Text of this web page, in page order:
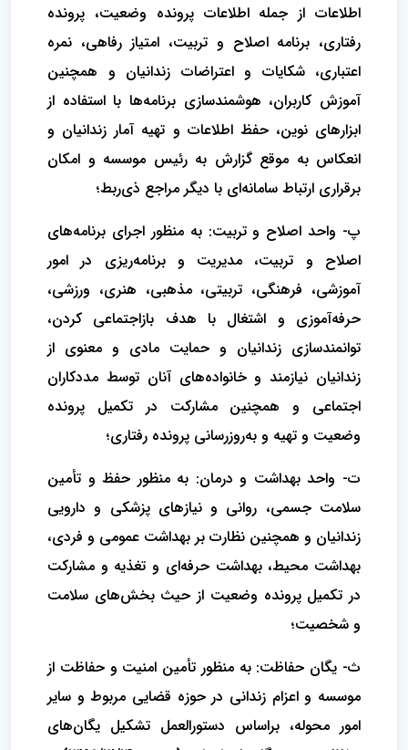
اطلاعات از جمله اطلاعات پرونده وضعیت، پرونده
رفتاری، برنامه اصلاح و تربیت، امتیاز رفاهی، نمره
اعتباری، شکایات و اعتراضات زندانیان و همچنین
آموزش کاربران، هوشمندسازی برنامه‌ها با استفاده از
ابزارهای نوین، حفظ اطلاعات و تهیه آمار زندانیان و
انعکاس به موقع گزارش به رئیس موسسه و امکان
برقراری ارتباط سامانه‌ای با دیگر مراجع ذی‌ربط؛
پ- واحد اصلاح و تربیت: به منظور اجرای برنامه‌های
اصلاح و تربیت، مدیریت و برنامه‌ریزی در امور
آموزشی، فرهنگی، تربیتی، مذهبی، هنری، ورزشی،
حرفه‌آموزی و اشتغال با هدف بازاجتماعی کردن،
توانمندسازی زندانیان و حمایت مادی و معنوی از
زندانیان نیازمند و خانواده‌های آنان توسط مددکاران
اجتماعی و همچنین مشارکت در تکمیل پرونده
وضعیت و تهیه و به‌روزرسانی پرونده رفتاری؛
ت- واحد بهداشت و درمان: به منظور حفظ و تأمین
سلامت جسمی، روانی و نیازهای پزشکی و دارویی
زندانیان و همچنین نظارت بر بهداشت عمومی و فردی،
بهداشت محیط، بهداشت حرفه‌ای و تغذیه و مشارکت
در تکمیل پرونده وضعیت از حیث بخش‌های سلامت
و شخصیت؛
ث- یگان حفاظت: به منظور تأمین امنیت و حفاظت از
موسسه و اعزام زندانی در حوزه قضایی مربوط و سایر
امور محوله، براساس دستورالعمل تشکیل یگان‌های